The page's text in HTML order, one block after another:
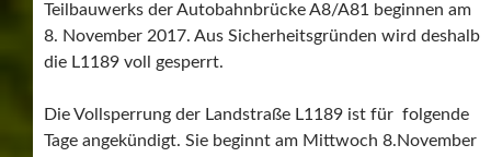
Teilbauwerks der Autobahnbrücke A8/A81 beginnen am
8. November 2017. Aus Sicherheitsgründen wird deshalb
die L1189 voll gesperrt.
Die Vollsperrung der Landstraße L1189 ist für folgende
Tage angekündigt. Sie beginnt am Mittwoch 8.November